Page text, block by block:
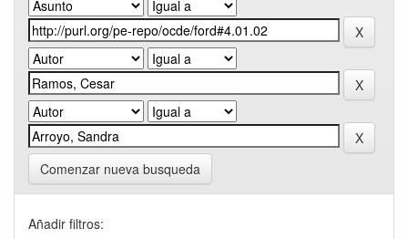
Comenzar nueva busqueda
Añadir filtros: